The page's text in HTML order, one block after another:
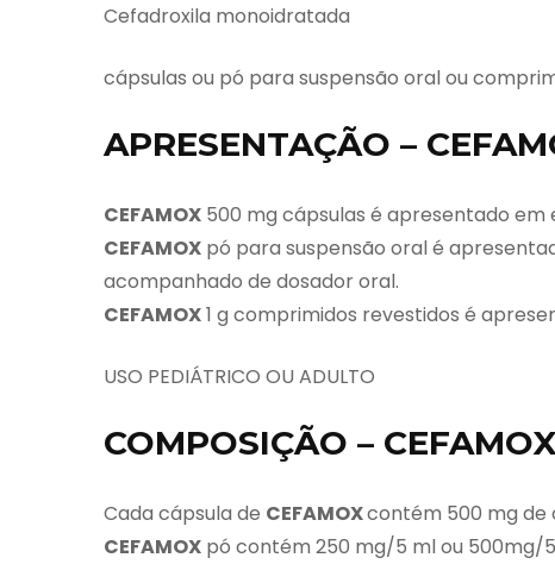
Cefadroxila monoidratada
cápsulas ou pó para suspensão oral ou
APRESENTAÇÃO –
CEFAMOX 500 mg cápsulas é apresentado em
CEFAMOX pó para suspensão oral é
acompanhado de dosador oral.
CEFAMOX1 g comprimidos revestidos é
USO PEDIÁTRICO OU ADULTO
COMPOSIÇÃO – CEFAMOX
Cada cápsula de CEFAMOXcontém 500 mg de
CEFAMOX pó contém 250 mg/5 ml ou 500mg/